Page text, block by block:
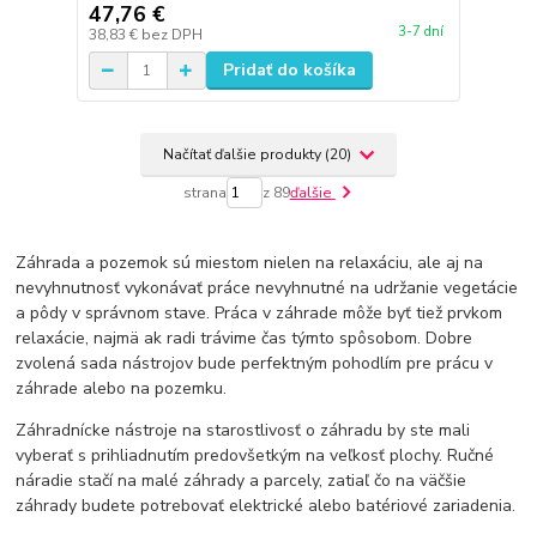
47,76 €
38,83 € bez DPH 3-7 dní
Pridať do košíka
Načítať ďalšie produkty (20)
strana z 89ďalšie
Záhrada a pozemok sú miestom nielen na relaxáciu, ale aj na
nevyhnutnosť vykonávať práce nevyhnutné na udržanie vegetácie
a pôdy v správnom stave. Práca v záhrade môže byť tiež prvkom
relaxácie, najmä ak radi trávime čas týmto spôsobom. Dobre
zvolená sada nástrojov bude perfektným pohodlím pre prácu v
záhrade alebo na pozemku.
Záhradnícke nástroje na starostlivosť o záhradu by ste mali
vyberať s prihliadnutím predovšetkým na veľkosť plochy. Ručné
náradie stačí na malé záhrady a parcely, zatiaľ čo na väčšie
záhrady budete potrebovať elektrické alebo batériové zariadenia.